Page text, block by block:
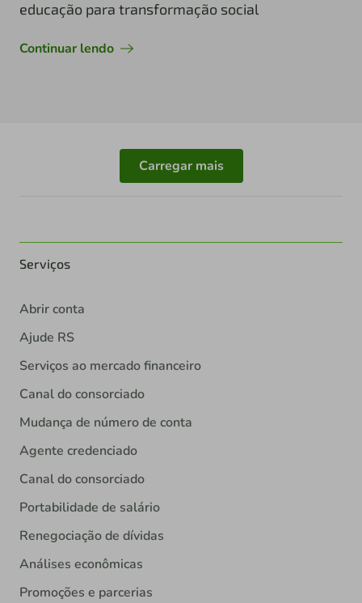
educação para transformação social
Continuar lendo
Carregar mais
Serviços
Abrir conta
Ajude RS
Serviços ao mercado financeiro
Canal do consorciado
Mudança de número de conta
Agente credenciado
Canal do consorciado
Portabilidade de salário
Renegociação de dívidas
Análises econômicas
Promoções e parcerias